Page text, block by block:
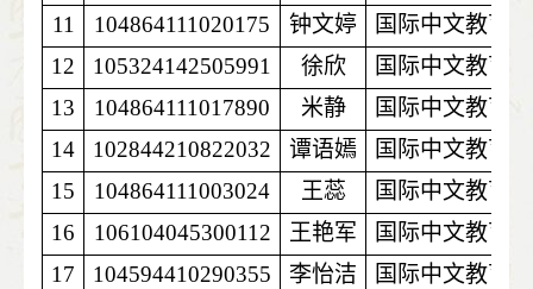
11
104864111020175 钟文婷
国际中文教育
12
105324142505991 徐欣
国际中文教育
13
104864111017890 米静
国际中文教育
14
102844210822032 谭语嫣
国际中文教育
15
104864111003024 王蕊
国际中文教育
16
106104045300112 王艳军
国际中文教育
17
104594410290355 李怡洁
国际中文教育